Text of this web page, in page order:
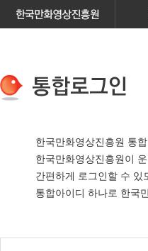
한국만화영상진흥원 통
한국만화영상진흥원이
간편하게 로그인할 수 있
통합아이디 하나로 한국